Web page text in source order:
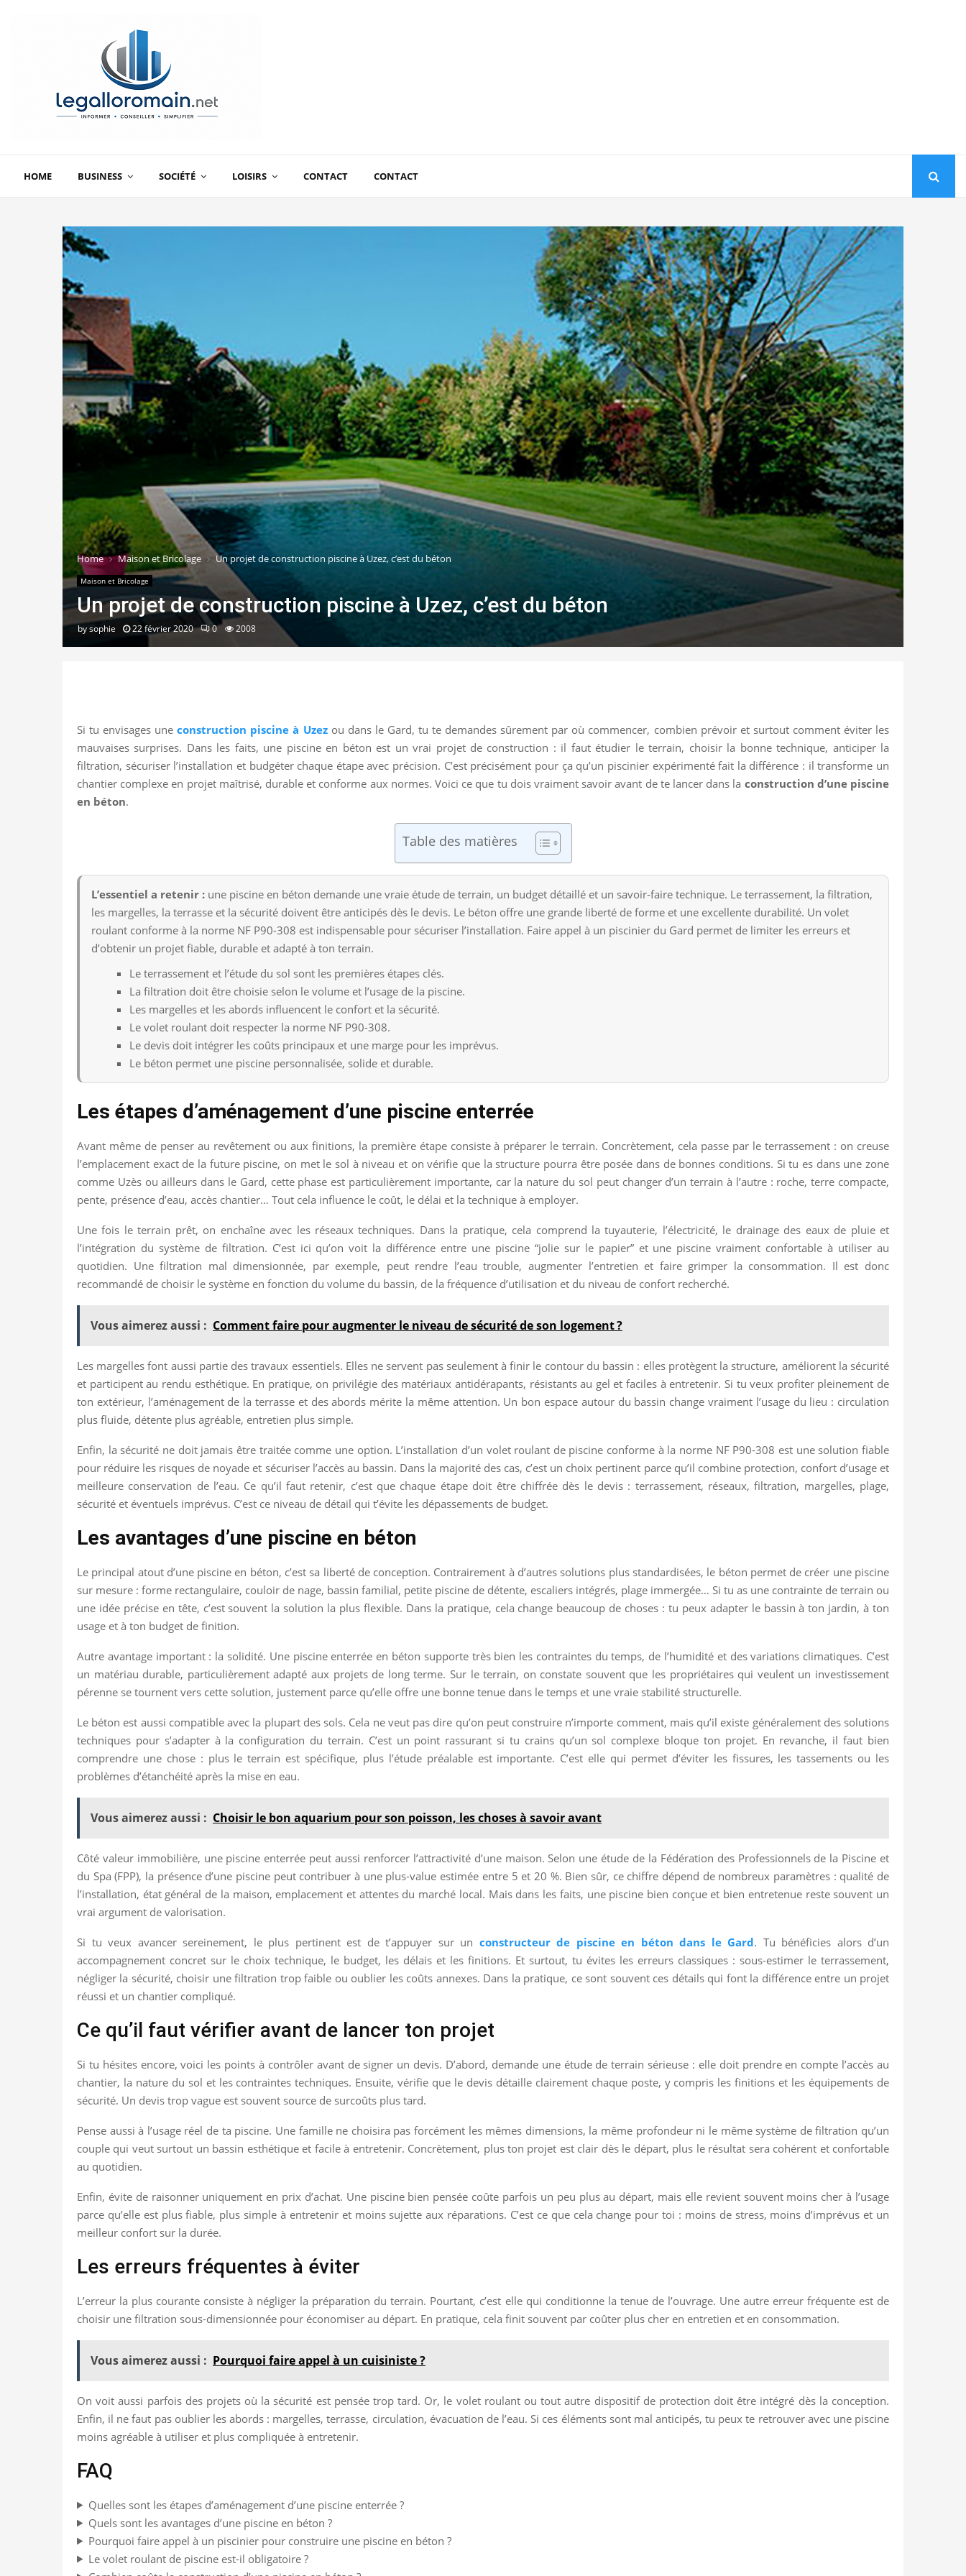
HOME BUSINESS SOCIÉTÉ LOISIRS CONTACT CONTACT
Home Maison et Bricolage Un projet de construction piscine à Uzez, c’est du béton
Maison et Bricolage
Un projet de construction piscine à Uzez, c’est du béton
bysophie 22 février 2020 0 2008
Si tu envisages uneconstruction piscine à Uzezou dans le Gard, tu te demandes sûrement par où commencer, combien prévoir et surtout comment éviter les
mauvaises surprises. Dans les faits, une piscine en béton est un vrai projet de construction : il faut étudier le terrain, choisir la bonne technique, anticiper la
filtration, sécuriser l’installation et budgéter chaque étape avec précision. C’est précisément pour ça qu’un piscinier expérimenté fait la différence : il transforme un
chantier complexe en projet maîtrisé, durable et conforme aux normes. Voici ce que tu dois vraiment savoir avant de te lancer dans la construction d’une piscine
en béton.
Table des matières
L’essentiel a retenir : une piscine en béton demande une vraie étude de terrain, un budget détaillé et un savoir-faire technique. Le terrassement, la filtration,
les margelles, la terrasse et la sécurité doivent être anticipés dès le devis. Le béton offre une grande liberté de forme et une excellente durabilité. Un volet
roulant conforme à la norme NF P90-308 est indispensable pour sécuriser l’installation. Faire appel à un piscinier du Gard permet de limiter les erreurs et
d’obtenir un projet fiable, durable et adapté à ton terrain.
Le terrassement et l’étude du sol sont les premières étapes clés.
La filtration doit être choisie selon le volume et l’usage de la piscine.
Les margelles et les abords influencent le confort et la sécurité.
Le volet roulant doit respecter la norme NF P90-308.
Le devis doit intégrer les coûts principaux et une marge pour les imprévus.
Le béton permet une piscine personnalisée, solide et durable.
Les étapes d’aménagement d’une piscine enterrée
Avant même de penser au revêtement ou aux finitions, la première étape consiste à préparer le terrain. Concrètement, cela passe par le terrassement : on creuse
l’emplacement exact de la future piscine, on met le sol à niveau et on vérifie que la structure pourra être posée dans de bonnes conditions. Si tu es dans une zone
comme Uzès ou ailleurs dans le Gard, cette phase est particulièrement importante, car la nature du sol peut changer d’un terrain à l’autre : roche, terre compacte,
pente, présence d’eau, accès chantier… Tout cela influence le coût, le délai et la technique à employer.
Une fois le terrain prêt, on enchaîne avec les réseaux techniques. Dans la pratique, cela comprend la tuyauterie, l’électricité, le drainage des eaux de pluie et
l’intégration du système de filtration. C’est ici qu’on voit la différence entre une piscine “jolie sur le papier” et une piscine vraiment confortable à utiliser au
quotidien. Une filtration mal dimensionnée, par exemple, peut rendre l’eau trouble, augmenter l’entretien et faire grimper la consommation. Il est donc
recommandé de choisir le système en fonction du volume du bassin, de la fréquence d’utilisation et du niveau de confort recherché.
Vous aimerez aussi : Comment faire pour augmenter le niveau de sécurité de son logement ?
Les margelles font aussi partie des travaux essentiels. Elles ne servent pas seulement à finir le contour du bassin : elles protègent la structure, améliorent la sécurité
et participent au rendu esthétique. En pratique, on privilégie des matériaux antidérapants, résistants au gel et faciles à entretenir. Si tu veux profiter pleinement de
ton extérieur, l’aménagement de la terrasse et des abords mérite la même attention. Un bon espace autour du bassin change vraiment l’usage du lieu : circulation
plus fluide, détente plus agréable, entretien plus simple.
Enfin, la sécurité ne doit jamais être traitée comme une option. L’installation d’un volet roulant de piscine conforme à la norme NF P90-308 est une solution fiable
pour réduire les risques de noyade et sécuriser l’accès au bassin. Dans la majorité des cas, c’est un choix pertinent parce qu’il combine protection, confort d’usage et
meilleure conservation de l’eau. Ce qu’il faut retenir, c’est que chaque étape doit être chiffrée dès le devis : terrassement, réseaux, filtration, margelles, plage,
sécurité et éventuels imprévus. C’est ce niveau de détail qui t’évite les dépassements de budget.
Les avantages d’une piscine en béton
Le principal atout d’une piscine en béton, c’est sa liberté de conception. Contrairement à d’autres solutions plus standardisées, le béton permet de créer une piscine
sur mesure : forme rectangulaire, couloir de nage, bassin familial, petite piscine de détente, escaliers intégrés, plage immergée… Si tu as une contrainte de terrain ou
une idée précise en tête, c’est souvent la solution la plus flexible. Dans la pratique, cela change beaucoup de choses : tu peux adapter le bassin à ton jardin, à ton
usage et à ton budget de finition.
Autre avantage important : la solidité. Une piscine enterrée en béton supporte très bien les contraintes du temps, de l’humidité et des variations climatiques. C’est
un matériau durable, particulièrement adapté aux projets de long terme. Sur le terrain, on constate souvent que les propriétaires qui veulent un investissement
pérenne se tournent vers cette solution, justement parce qu’elle offre une bonne tenue dans le temps et une vraie stabilité structurelle.
Le béton est aussi compatible avec la plupart des sols. Cela ne veut pas dire qu’on peut construire n’importe comment, mais qu’il existe généralement des solutions
techniques pour s’adapter à la configuration du terrain. C’est un point rassurant si tu crains qu’un sol complexe bloque ton projet. En revanche, il faut bien
comprendre une chose : plus le terrain est spécifique, plus l’étude préalable est importante. C’est elle qui permet d’éviter les fissures, les tassements ou les
problèmes d’étanchéité après la mise en eau.
Vous aimerez aussi : Choisir le bon aquarium pour son poisson, les choses à savoir avant
Côté valeur immobilière, une piscine enterrée peut aussi renforcer l’attractivité d’une maison. Selon une étude de la Fédération des Professionnels de la Piscine et
du Spa (FPP), la présence d’une piscine peut contribuer à une plus-value estimée entre 5 et 20 %. Bien sûr, ce chiffre dépend de nombreux paramètres : qualité de
l’installation, état général de la maison, emplacement et attentes du marché local. Mais dans les faits, une piscine bien conçue et bien entretenue reste souvent un
vrai argument de valorisation.
Si tu veux avancer sereinement, le plus pertinent est de t’appuyer sur un constructeur de piscine en béton dans le Gard. Tu bénéficies alors d’un
accompagnement concret sur le choix technique, le budget, les délais et les finitions. Et surtout, tu évites les erreurs classiques : sous-estimer le terrassement,
négliger la sécurité, choisir une filtration trop faible ou oublier les coûts annexes. Dans la pratique, ce sont souvent ces détails qui font la différence entre un projet
réussi et un chantier compliqué.
Ce qu’il faut vérifier avant de lancer ton projet
Si tu hésites encore, voici les points à contrôler avant de signer un devis. D’abord, demande une étude de terrain sérieuse : elle doit prendre en compte l’accès au
chantier, la nature du sol et les contraintes techniques. Ensuite, vérifie que le devis détaille clairement chaque poste, y compris les finitions et les équipements de
sécurité. Un devis trop vague est souvent source de surcoûts plus tard.
Pense aussi à l’usage réel de ta piscine. Une famille ne choisira pas forcément les mêmes dimensions, la même profondeur ni le même système de filtration qu’un
couple qui veut surtout un bassin esthétique et facile à entretenir. Concrètement, plus ton projet est clair dès le départ, plus le résultat sera cohérent et confortable
au quotidien.
Enfin, évite de raisonner uniquement en prix d’achat. Une piscine bien pensée coûte parfois un peu plus au départ, mais elle revient souvent moins cher à l’usage
parce qu’elle est plus fiable, plus simple à entretenir et moins sujette aux réparations. C’est ce que cela change pour toi : moins de stress, moins d’imprévus et un
meilleur confort sur la durée.
Les erreurs fréquentes à éviter
L’erreur la plus courante consiste à négliger la préparation du terrain. Pourtant, c’est elle qui conditionne la tenue de l’ouvrage. Une autre erreur fréquente est de
choisir une filtration sous-dimensionnée pour économiser au départ. En pratique, cela finit souvent par coûter plus cher en entretien et en consommation.
Vous aimerez aussi : Pourquoi faire appel à un cuisiniste ?
On voit aussi parfois des projets où la sécurité est pensée trop tard. Or, le volet roulant ou tout autre dispositif de protection doit être intégré dès la conception.
Enfin, il ne faut pas oublier les abords : margelles, terrasse, circulation, évacuation de l’eau. Si ces éléments sont mal anticipés, tu peux te retrouver avec une piscine
moins agréable à utiliser et plus compliquée à entretenir.
FAQ
Quelles sont les étapes d’aménagement d’une piscine enterrée ?
Quels sont les avantages d’une piscine en béton ?
Pourquoi faire appel à un piscinier pour construire une piscine en béton ?
Le volet roulant de piscine est-il obligatoire ?